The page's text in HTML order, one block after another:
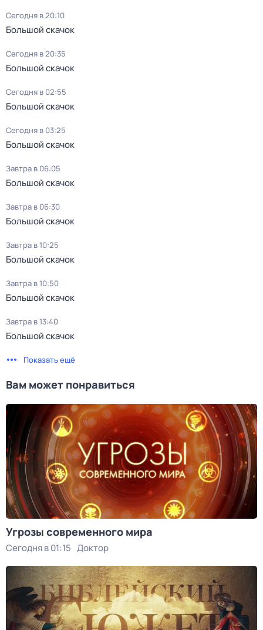
Сегодня в 20:10
Большой скачок
Сегодня в 20:35
Большой скачок
Сегодня в 02:55
Большой скачок
Сегодня в 03:25
Большой скачок
Завтра в 06:05
Большой скачок
Завтра в 06:30
Большой скачок
Завтра в 10:25
Большой скачок
Завтра в 10:50
Большой скачок
Завтра в 13:40
Большой скачок
Показать ещё
Вам может понравиться
Угрозы современного мира
Сегодня в 01:15 Доктор